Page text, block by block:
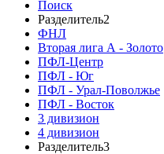
Поиск
Разделитель2
ФНЛ
Вторая лига А - Золото
ПФЛ-Центр
ПФЛ - Юг
ПФЛ - Урал-Поволжье
ПФЛ - Восток
3 дивизион
4 дивизион
Разделитель3